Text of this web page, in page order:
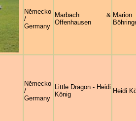
Německo
/
Germany
Marbach &
Offenhausen
Marion
Německo
/
Germany
Little Dragon - Heidi
König
Heidi